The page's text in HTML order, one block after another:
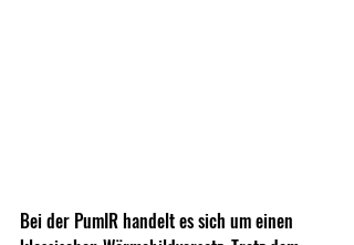
Bei der PumIR handelt es sich um einen